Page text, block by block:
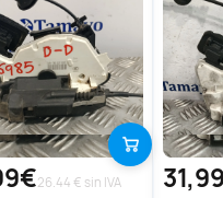
26.44 € sin IVA